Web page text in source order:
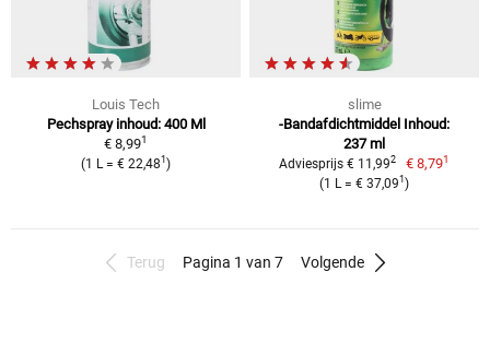
Louis Tech
Pechspray inhoud: 400 Ml
€ 8,991
(1 L = € 22,481 )
slime
-Bandafdichtmiddel Inhoud:
237 ml
Adviesprijs € 11,992 € 8,791
(1 L = € 37,091 )
Terug Pagina 1 van 7 Volgende